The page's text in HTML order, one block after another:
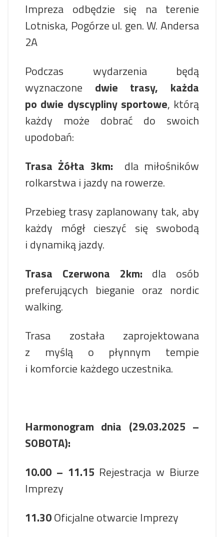
Impreza odbędzie się na terenie
Lotniska, Pogórze ul. gen. W. Andersa
2A
Podczas wydarzenia będą
wyznaczone dwie trasy, każda
po dwie dyscypliny sportowe, którą
każdy może dobrać do swoich
upodobań:
Trasa Żółta 3km: dla miłośników
rolkarstwa i jazdy na rowerze.
Przebieg trasy zaplanowany tak, aby
każdy mógł cieszyć się swobodą
i dynamiką jazdy.
Trasa Czerwona
2km: dla osób
preferujących bieganie oraz nordic
walking.
Trasa została zaprojektowana
z myślą o płynnym tempie
i komforcie każdego uczestnika.
Harmonogram dnia (29.03.2025 –
SOBOTA):
10.00 – 11.15 Rejestracja w Biurze
Imprezy
11.30Oficjalne otwarcie Imprezy